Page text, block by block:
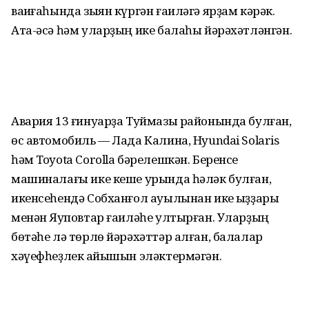
ваҡиғаһында зыян күргән ғаиләгә ярҙам кәрәк.
Ата-әсә һәм уларҙың ике балаһы йәрәхәтләнгән.
Авария 13 ғинуарҙа Туймазы районында булған,
өс автомобиль — Лада Калина, Hyundai Solaris
һәм Toyota Corolla бәрелешкән. Беренсе
машиналағы ике кеше урында һәләк булған,
икенсеһендә Собханғол ауылынан ике ҡыҙҙары
менән Яҡуповтар ғаиләһе ултырған. Уларҙың
бөтәһе лә төрлө йәрәхәттәр алған, балалар
хәүефһеҙлек ҡайышын эләктермәгән.